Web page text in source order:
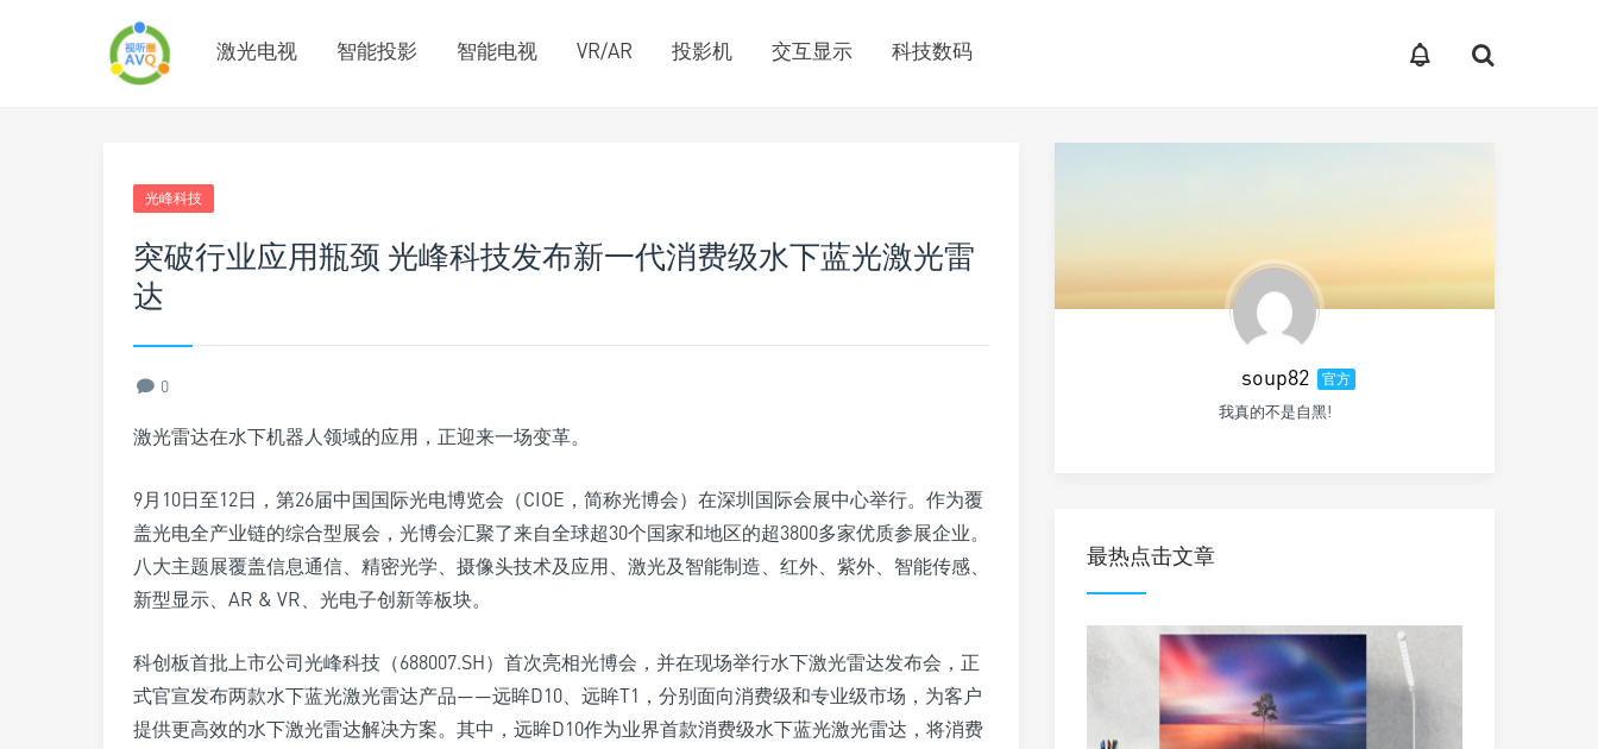
激光电视 智能投影 智能电视 VR/AR 投影机 交互显示 科技数码
光峰科技
突破行业应用瓶颈 光峰科技发布新一代消费级水下蓝光激光雷
达
0
激光雷达在水下机器人领域的应用，正迎来一场变革。
9月10日至12日，第26届中国国际光电博览会（CIOE，简称光博会）在深圳国际会展中心举行。作为覆
盖光电全产业链的综合型展会，光博会汇聚了来自全球超30个国家和地区的超3800多家优质参展企业。
八大主题展覆盖信息通信、精密光学、摄像头技术及应用、激光及智能制造、红外、紫外、智能传感、
新型显示、AR & VR、光电子创新等板块。
科创板首批上市公司光峰科技（688007.SH）首次亮相光博会，并在现场举行水下激光雷达发布会，正
式官宣发布两款水下蓝光激光雷达产品——远眸D10、远眸T1，分别面向消费级和专业级市场，为客户
提供更高效的水下激光雷达解决方案。其中，远眸D10作为业界首款消费级水下蓝光激光雷达，将消费
soup82 官方
我真的不是自黑!
最热点击文章